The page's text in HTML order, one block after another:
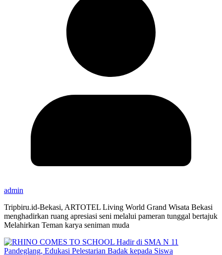
admin
Tripbiru.id-Bekasi, ARTOTEL Living World Grand Wisata Bekasi
menghadirkan ruang apresiasi seni melalui pameran tunggal bertajuk
Melahirkan Teman karya seniman muda